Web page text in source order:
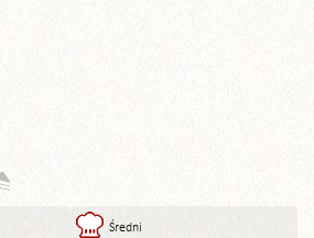
Średni